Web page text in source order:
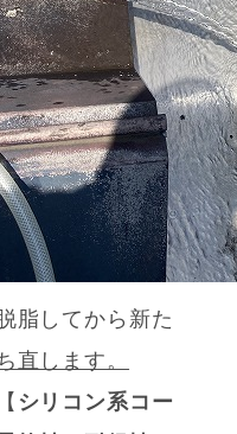
脂してから新た
直します。
シリコン系コー